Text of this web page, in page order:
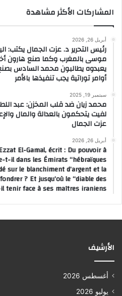
المشاركات الأكثر مشاهدة
أبريل 26, 2026
رئيس التحرير د. عزت الجمال يكتب:
موسى بالمغرب وكما صنع هارون
يعبدوه يطالبون محمد السادس
أوامر توراتية يجب تنفيذها بالأمر
سبتمبر 19, 2025
محمد زيان ضد قلب المخزن: عبد
لفيت يتحكمون بالعدالة والمال
عزت الجمال
أبريل 26, 2026
El-Gamal, écrit : Du pouvoir à
t-il dans les Émirats “hébraïques
sur le blanchiment d’argent et la
? Et jusqu’où le “diable des
tenir face à ses maîtres iraniens ?
الأرشيف
أغسطس 2026
يوليو 2026